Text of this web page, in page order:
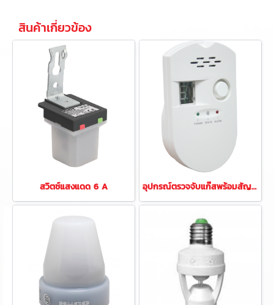
สินค้าเกี่ยวข้อง
สวิตช์แสงแดด 6 A อุปกรณ์ตรวจจับแก๊สพร้อมสัญญาณเตือน